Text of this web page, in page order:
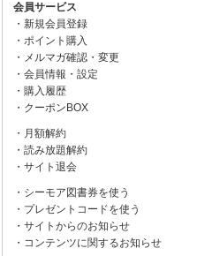
会員サービス
新規会員登録
ポイント購入
メルマガ確認・変更
会員情報・設定
購入履歴
クーポンBOX
月額解約
読み放題解約
サイト退会
シーモア図書券を使う
プレゼントコードを使う
サイトからのお知らせ
コンテンツに関するお知らせ